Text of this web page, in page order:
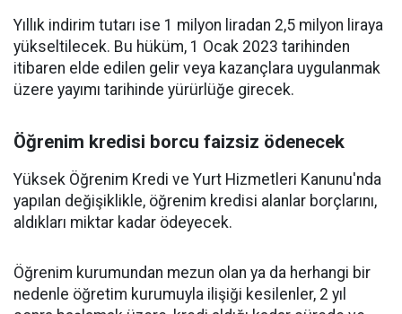
Yıllık indirim tutarı ise 1 milyon liradan 2,5 milyon liraya
yükseltilecek. Bu hüküm, 1 Ocak 2023 tarihinden
itibaren elde edilen gelir veya kazançlara uygulanmak
üzere yayımı tarihinde yürürlüğe girecek.
Öğrenim kredisi borcu faizsiz ödenecek
Yüksek Öğrenim Kredi ve Yurt Hizmetleri Kanunu'nda
yapılan değişiklikle, öğrenim kredisi alanlar borçlarını,
aldıkları miktar kadar ödeyecek.
Öğrenim kurumundan mezun olan ya da herhangi bir
nedenle öğretim kurumuyla ilişiği kesilenler, 2 yıl